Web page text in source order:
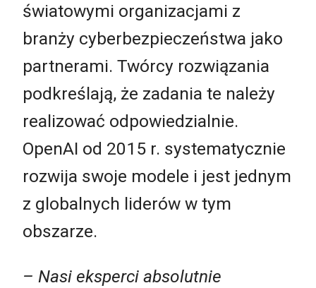
światowymi organizacjami z
branży cyberbezpieczeństwa jako
partnerami. Twórcy rozwiązania
podkreślają, że zadania te należy
realizować odpowiedzialnie.
OpenAI od 2015 r. systematycznie
rozwija swoje modele i jest jednym
z globalnych liderów w tym
obszarze.
– Nasi eksperci absolutnie